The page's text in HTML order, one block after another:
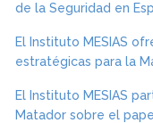
de la Seguridad en
El Instituto MESIAS
estratégicas para la
El Instituto MESIAS
Matador sobre el